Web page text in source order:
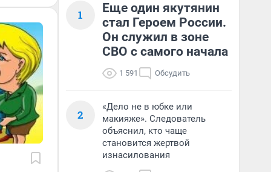
1
Еще один якутянин
стал Героем России.
Он служил в зоне
СВО с самого начала
1 591 Обсудить
2
«Дело не в юбке или
макияже». Следователь
объяснил, кто чаще
становится жертвой
изнасилования